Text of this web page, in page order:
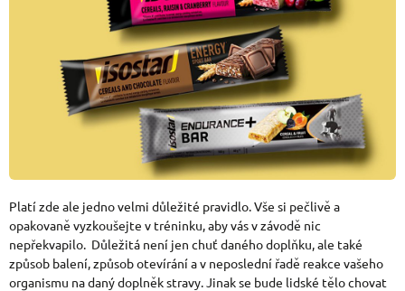
Platí zde ale jedno velmi důležité pravidlo. Vše si pečlivě a
opakovaně vyzkoušejte v tréninku, aby vás v závodě nic
nepřekvapilo. Důležitá není jen chuť daného doplňku, ale také
způsob balení, způsob otevírání a v neposlední řadě reakce vašeho
organismu na daný doplněk stravy. Jinak se bude lidské tělo chovat